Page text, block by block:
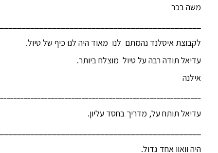
משה בכר
לקבוצת איסלנד נהמתם לנו מאוד היה לנו כיף של טיול.
עדיאל תודה רבה על טיול מוצלח ביותר.
אילנה
עדיאל תותח על, מדריך בחסד עליון.
היה וואוו אחד גדול.